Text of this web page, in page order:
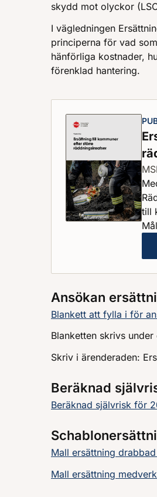
skydd mot olyckor
I vägledningen
principerna för vad
hänförliga kostnader,
förenklad hantering.
till
Ansökan
Blankett att fylla i för
Blanketten skrivs
Skriv i ärenderaden:
Beräknad
Beräknad självrisk för
Mall ersättning
Mall ersättning